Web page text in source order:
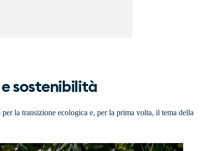
sostenibilità
la transizione ecologica e, per la prima volta, il tema della